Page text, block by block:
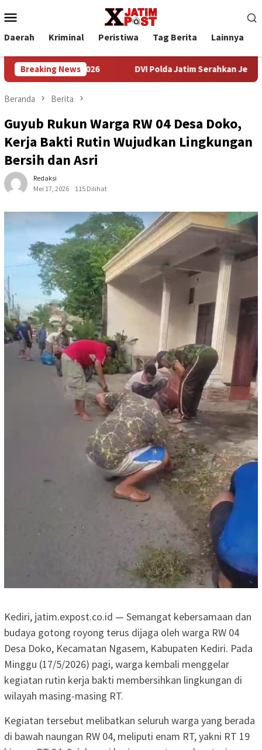
ke
kontenMobile
Daerah Kriminal Peristiwa Tag Berita Lainnya
Breaking News
AD 2026 DVI Polda Jatim Serahkan Jenazah Kelima
Beranda Berita
Guyub Rukun Warga RW 04 Desa Doko,
Kerja Bakti Rutin Wujudkan Lingkungan
Bersih dan Asri
Redaksi
Mei 17, 2026
115 Dilihat
Kediri, jatim.expost.co.id — Semangat kebersamaan dan
budaya gotong royong terus dijaga oleh warga RW 04
Desa Doko, Kecamatan Ngasem, Kabupaten Kediri. Pada
Minggu (17/5/2026) pagi, warga kembali menggelar
kegiatan rutin kerja bakti membersihkan lingkungan di
wilayah masing-masing RT.
Kegiatan tersebut melibatkan seluruh warga yang berada
di bawah naungan RW 04, meliputi enam RT, yakni RT 19